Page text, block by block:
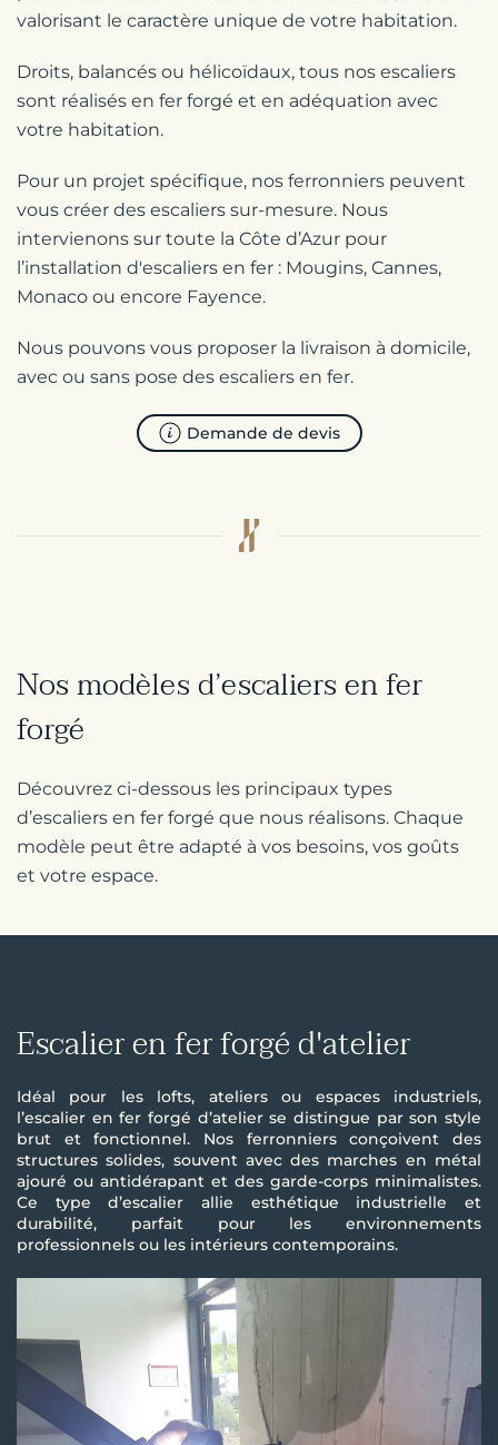
valorisant le caractère unique de votre habitation.
Droits, balancés ou hélicoïdaux, tous nos escaliers
sont réalisés en fer forgé et en adéquation avec
votre habitation.
Pour un projet spécifique, nos ferronniers peuvent
vous créer des escaliers sur-mesure. Nous
intervienons sur toute la Côte d’Azur pour
l’installation d'escaliers en fer : Mougins, Cannes,
Monaco ou encore Fayence.
Nous pouvons vous proposer la livraison à domicile,
avec ou sans pose des escaliers en fer.
Demande de devis
Nos modèles d’escaliers en fer
forgé
Découvrez ci-dessous les principaux types
d’escaliers en fer forgé que nous réalisons. Chaque
modèle peut être adapté à vos besoins, vos goûts
et votre espace.
Escalier en fer forgé d'atelier
Idéal pour les lofts, ateliers ou espaces industriels,
l’escalier en fer forgé d’atelier se distingue par son style
brut et fonctionnel. Nos ferronniers conçoivent des
structures solides, souvent avec des marches en métal
ajouré ou antidérapant et des garde-corps minimalistes.
Ce type d’escalier allie esthétique industrielle et
durabilité, parfait pour les environnements
professionnels ou les intérieurs contemporains.